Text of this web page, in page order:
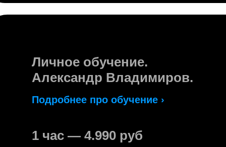
Подробнее про обучение ›
1 час — 4.990 руб
Личное обучение.
Александр Владимиров.